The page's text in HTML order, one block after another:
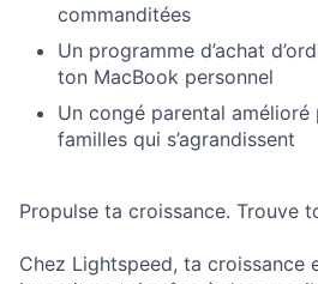
commanditées
Un programme d’achat
ton MacBook personnel
Un congé parental
familles qui s’agrandissent
Propulse ta croissance. Trouve
Chez Lightspeed, ta croissance